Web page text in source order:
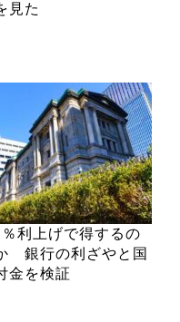
見た
％利上げで得するの
銀行の利ざやと国
金を検証